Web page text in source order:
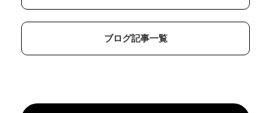
ブログ記事一覧